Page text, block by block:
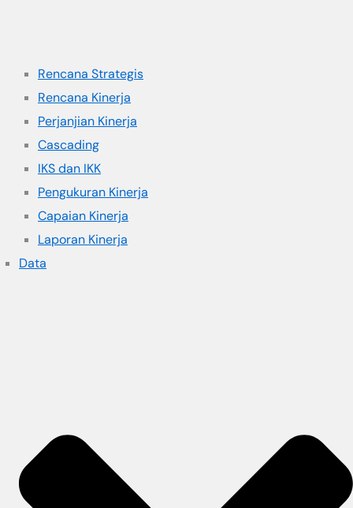
Rencana Strategis
Rencana Kinerja
Perjanjian Kinerja
Cascading
IKS dan IKK
Pengukuran Kinerja
Capaian Kinerja
Laporan Kinerja
Data